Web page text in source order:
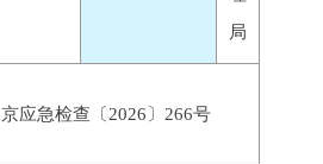
局
京应急检查〔2026〕266号